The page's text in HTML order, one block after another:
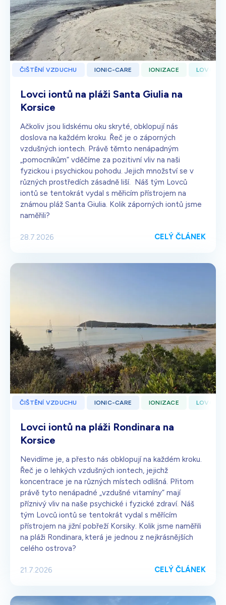
ČIŠTĚNÍ VZDUCHU IONIC-CARE IONIZACE LOVCI
Lovci iontů na pláži Santa Giulia na
Korsice
Ačkoliv jsou lidskému oku skryté, obklopují nás
doslova na každém kroku. Řeč je o záporných
vzdušných iontech. Právě těmto nenápadným
„pomocníkům“ vděčíme za pozitivní vliv na naši
fyzickou i psychickou pohodu. Jejich množství se v
různých prostředích zásadně liší. Náš tým Lovců
iontů se tentokrát vydal s měřicím přístrojem na
známou pláž Santa Giulia. Kolik záporných iontů jsme
naměřili?
28.7.2026 CELÝ ČLÁNEK
ČIŠTĚNÍ VZDUCHU IONIC-CARE IONIZACE LOVCI
Lovci iontů na pláži Rondinara na
Korsice
Nevidíme je, a přesto nás obklopují na každém kroku.
Řeč je o lehkých vzdušných iontech, jejichž
koncentrace je na různých místech odlišná. Přitom
právě tyto nenápadné „vzdušné vitamíny“ mají
příznivý vliv na naše psychické i fyzické zdraví. Náš
tým Lovců iontů se tentokrát vydal s měřícím
přístrojem na jižní pobřeží Korsiky. Kolik jsme naměřili
na pláži Rondinara, která je jednou z nejkrásnějších
celého ostrova?
21.7.2026 CELÝ ČLÁNEK